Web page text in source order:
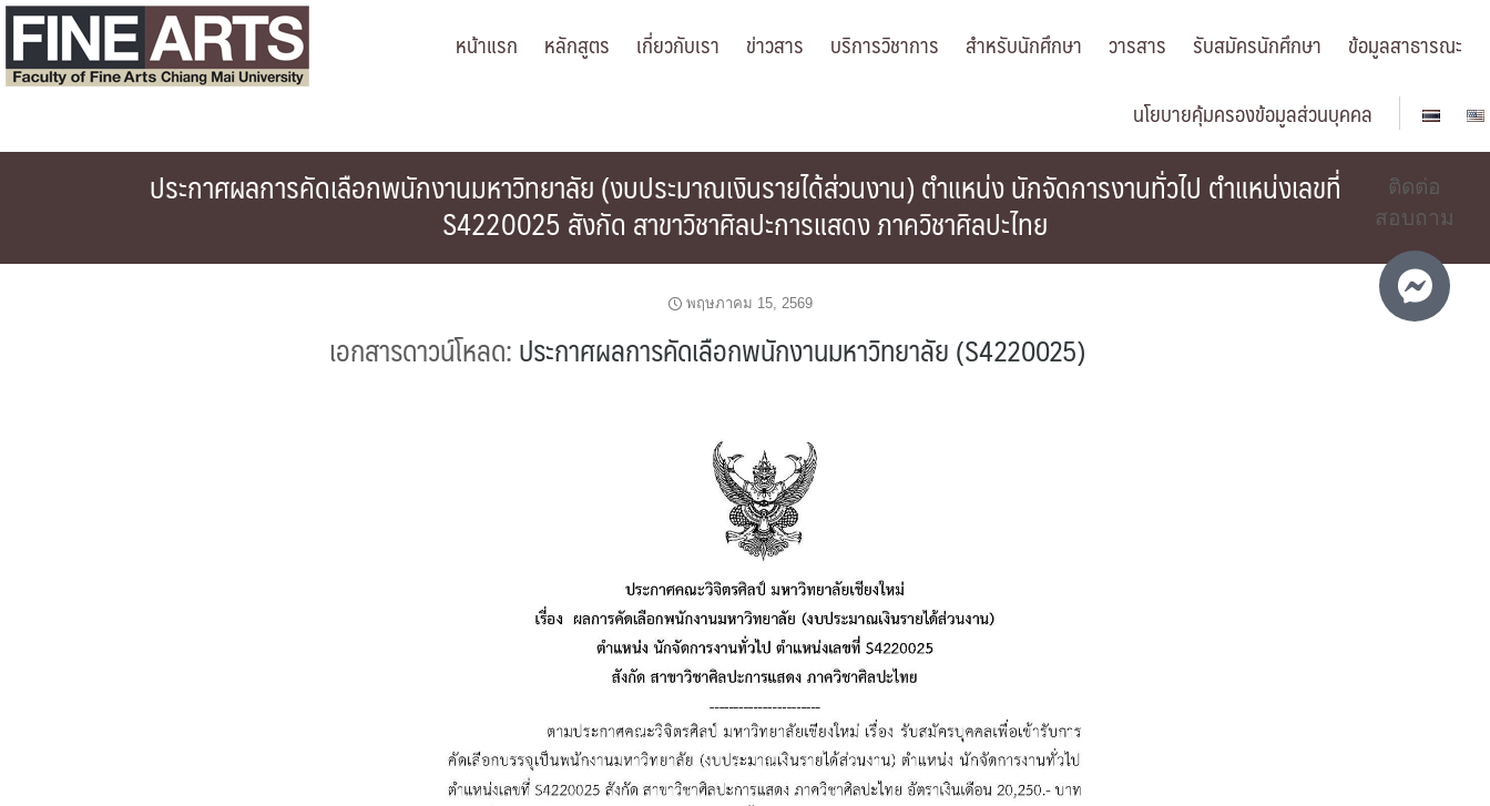
Skip
content
หน้าแรก หลักสูตร เกี่ยวกับเรา ข่าวสาร บริการวิชาการ สำหรับนักศึกษา วารสาร รับสมัครนักศึกษา
ข้อมูลสาธารณะ
นโยบายคุ้มครองข้อมูลส่วนบุคคล
ประกาศผลการคัดเลือกพนักงานมหาวิทยาลัย (งบประมาณเงินรายได้ส่วนงาน) ตำแหน่ง นักจัดการงานทั่วไป ตำแหน่งเลขที่
S4220025 สังกัด สาขาวิชาศิลปะการแสดง ภาควิชาศิลปะไทย
พฤษภาคม 15, 2569
เอกสารดาวน์โหลด:ประกาศผลการคัดเลือกพนักงานมหาวิทยาลัย (S4220025)
ติดต่อ
สอบถาม